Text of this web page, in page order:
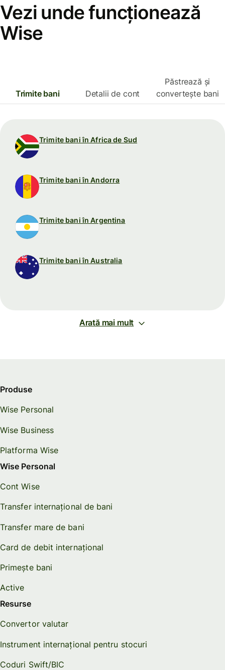
Vezi unde funcționează
Wise
Trimite bani Detalii de cont
Păstrează și
convertește bani
Trimite bani în Africa de Sud
Trimite bani în Andorra
Trimite bani în Argentina
Trimite bani în Australia
Arată mai mult
Produse
Wise Personal
Wise Business
Platforma Wise
Wise Personal
Cont Wise
Transfer internațional de bani
Transfer mare de bani
Card de debit internațional
Primește bani
Active
Resurse
Convertor valutar
Instrument internațional pentru stocuri
Coduri Swift/BIC